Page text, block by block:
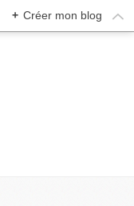
+ Créer mon blog